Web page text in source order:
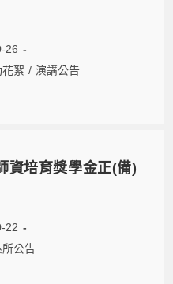
26
絮 / 演講公告
資培育獎學金正(備)
22
所公告